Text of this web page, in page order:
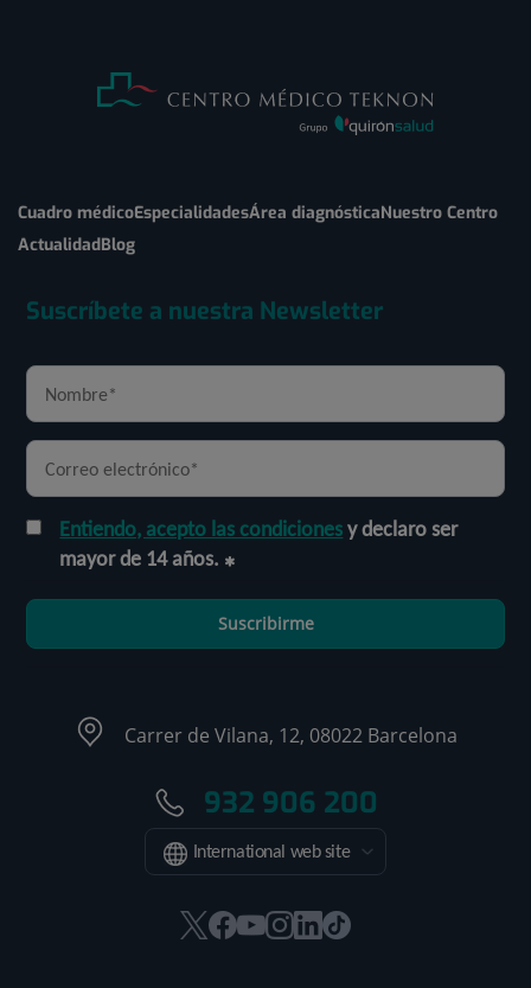
Cuadro médicoEspecialidadesÁrea diagnósticaNuestro Centro
ActualidadBlog
Suscríbete a nuestra Newsletter
Entiendo, acepto las condicionesy declaro ser
mayor de 14 años.
Suscribirme
Carrer de Vilana, 12, 08022 Barcelona
932 906 200
International web site
EsteEsteEsteEsteEsteEnlace